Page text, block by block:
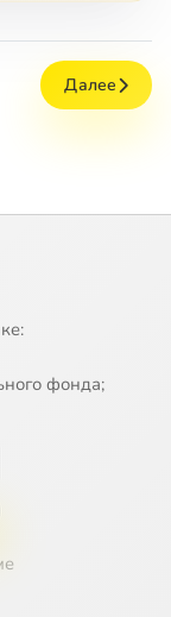
Далее
фонда;